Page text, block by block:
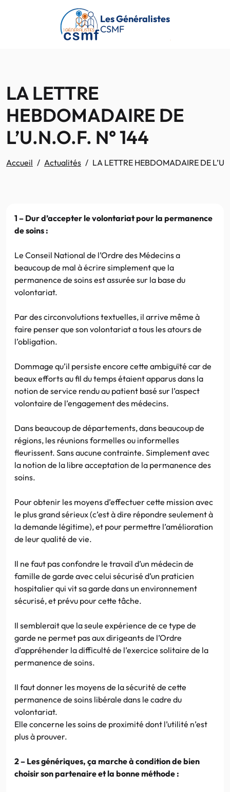
Passer au contenu principal
Les Généralistes
CSMF
LA LETTRE
HEBDOMADAIRE DE
L’U.N.O.F. N° 144
Accueil Actualités LA LETTRE HEBDOMADAIRE DE
1 – Dur d’accepter le volontariat pour la permanence
de soins :
Le Conseil National de l’Ordre des Médecins a
beaucoup de mal à écrire simplement que la
permanence de soins est assurée sur la base du
volontariat.
Par des circonvolutions textuelles, il arrive même à
faire penser que son volontariat a tous les atours de
l’obligation.
Dommage qu’il persiste encore cette ambiguïté car de
beaux efforts au fil du temps étaient apparus dans la
notion de service rendu au patient basé sur l’aspect
volontaire de l’engagement des médecins.
Dans beaucoup de départements, dans beaucoup de
régions, les réunions formelles ou informelles
fleurissent. Sans aucune contrainte. Simplement avec
la notion de la libre acceptation de la permanence des
soins.
Pour obtenir les moyens d’effectuer cette mission avec
le plus grand sérieux (c’est à dire répondre seulement à
la demande légitime), et pour permettre l’amélioration
de leur qualité de vie.
Il ne faut pas confondre le travail d’un médecin de
famille de garde avec celui sécurisé d’un praticien
hospitalier qui vit sa garde dans un environnement
sécurisé, et prévu pour cette tâche.
Il semblerait que la seule expérience de ce type de
garde ne permet pas aux dirigeants de l’Ordre
d’appréhender la difficulté de l’exercice solitaire de la
permanence de soins.
Il faut donner les moyens de la sécurité de cette
permanence de soins libérale dans le cadre du
volontariat.
Elle concerne les soins de proximité dont l’utilité n’est
plus à prouver.
2 – Les génériques, ça marche à condition de bien
choisir son partenaire et la bonne méthode :